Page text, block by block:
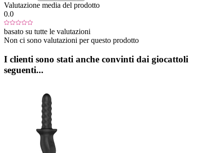
Valutazione media del prodotto
0.0
basato su tutte le valutazioni
Non ci sono valutazioni per questo prodotto
I clienti sono stati anche convinti dai giocattoli
seguenti...